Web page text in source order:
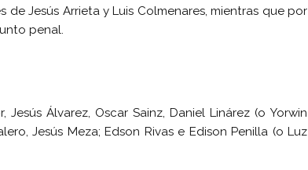
Jesús Arrieta y Luis Colmenares, mientras que por
penal.
Jesús Álvarez, Oscar Sainz, Daniel Linárez (o Yorwin
Jesús Meza; Edson Rivas e Edison Penilla (o Luz